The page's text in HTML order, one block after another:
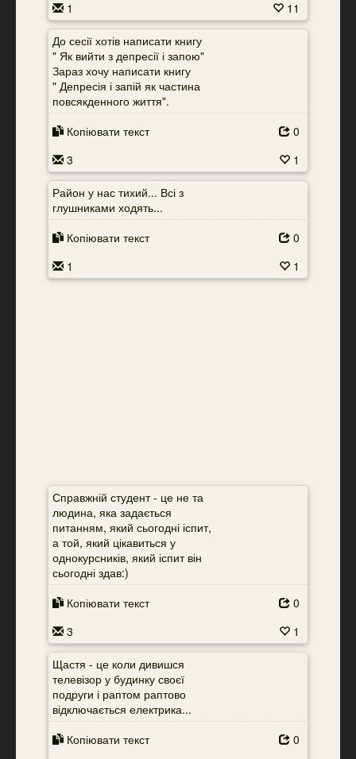
1
11
До сесії хотів написати книгу
" Як вийти з депресії і запою"
Зараз хочу написати книгу
" Депресія і запій як частина
повсякденного життя".
Копіювати текст
0
3
1
Район у нас тихий... Всі з
глушниками ходять...
Копіювати текст
0
1
1
Справжній студент - це не та
людина, яка задається
питанням, який сьогодні іспит,
а той, який цікавиться у
однокурсників, який іспит він
сьогодні здав:)
Копіювати текст
0
3
1
Щастя - це коли дивишся
телевізор у будинку своєї
подруги і раптом раптово
відключається електрика...
Копіювати текст
0